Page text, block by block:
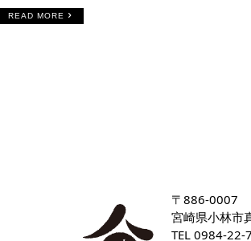
READ MORE
〒886-0007
宮崎県小林市
TEL 0984-22-